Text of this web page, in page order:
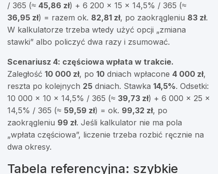
/ 365 (≈ 45,86 zł) + 6 200 × 15 × 14,5% / 365 (≈
36,95 zł) = razem ok. 82,81 zł, po zaokrągleniu 83 zł.
W kalkulatorze trzeba wtedy użyć opcji „zmiana
stawki” albo policzyć dwa razy i zsumować.
Scenariusz 4: częściowa wpłata w trakcie.
Zaległość 10 000 zł, po 10 dniach wpłacone 4 000 zł,
reszta po kolejnych 25 dniach. Stawka 14,5%. Odsetki:
10 000 × 10 × 14,5% / 365 (≈ 39,73 zł) + 6 000 × 25 ×
14,5% / 365 (≈ 59,59 zł) = ok. 99,32 zł, po
zaokrągleniu 99 zł. Jeśli kalkulator nie ma pola
„wpłata częściowa”, liczenie trzeba rozbić ręcznie na
dwa okresy.
Tabela referencyjna: szybkie